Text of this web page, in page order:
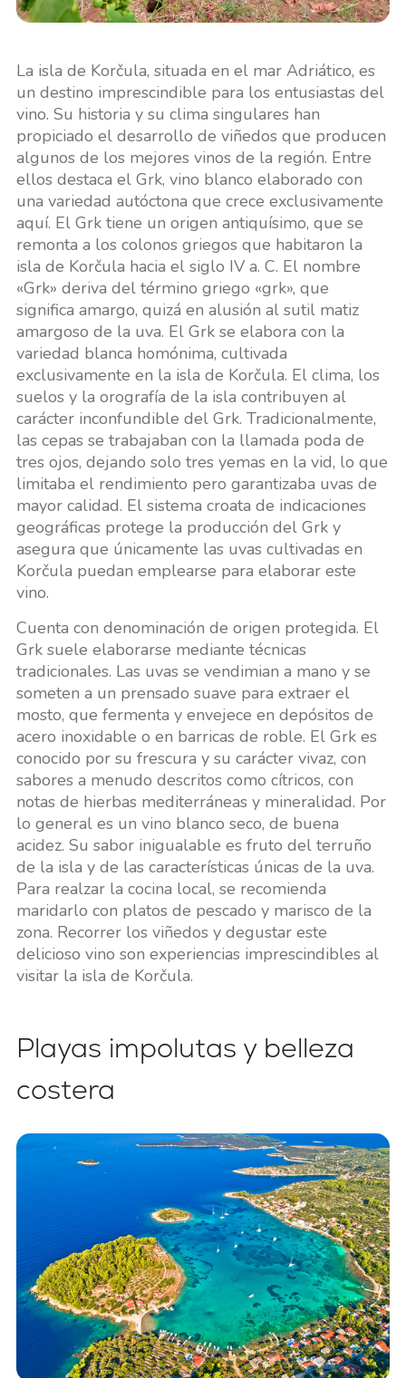
La isla de Korčula, situada en el mar Adriático, es
un destino imprescindible para los entusiastas del
vino. Su historia y su clima singulares han
propiciado el desarrollo de viñedos que producen
algunos de los mejores vinos de la región. Entre
ellos destaca el Grk, vino blanco elaborado con
una variedad autóctona que crece exclusivamente
aquí. El Grk tiene un origen antiquísimo, que se
remonta a los colonos griegos que habitaron la
isla de Korčula hacia el siglo IV a. C. El nombre
«Grk» deriva del término griego «grk», que
significa amargo, quizá en alusión al sutil matiz
amargoso de la uva. El Grk se elabora con la
variedad blanca homónima, cultivada
exclusivamente en la isla de Korčula. El clima, los
suelos y la orografía de la isla contribuyen al
carácter inconfundible del Grk. Tradicionalmente,
las cepas se trabajaban con la llamada poda de
tres ojos, dejando solo tres yemas en la vid, lo que
limitaba el rendimiento pero garantizaba uvas de
mayor calidad. El sistema croata de indicaciones
geográficas protege la producción del Grk y
asegura que únicamente las uvas cultivadas en
Korčula puedan emplearse para elaborar este
vino.
Cuenta con denominación de origen protegida. El
Grk suele elaborarse mediante técnicas
tradicionales. Las uvas se vendimian a mano y se
someten a un prensado suave para extraer el
mosto, que fermenta y envejece en depósitos de
acero inoxidable o en barricas de roble. El Grk es
conocido por su frescura y su carácter vivaz, con
sabores a menudo descritos como cítricos, con
notas de hierbas mediterráneas y mineralidad. Por
lo general es un vino blanco seco, de buena
acidez. Su sabor inigualable es fruto del terruño
de la isla y de las características únicas de la uva.
Para realzar la cocina local, se recomienda
maridarlo con platos de pescado y marisco de la
zona. Recorrer los viñedos y degustar este
delicioso vino son experiencias imprescindibles al
visitar la isla de Korčula.
Playas impolutas y belleza
costera